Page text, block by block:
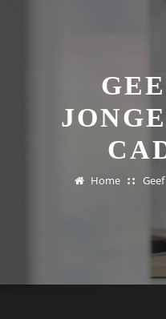
Home